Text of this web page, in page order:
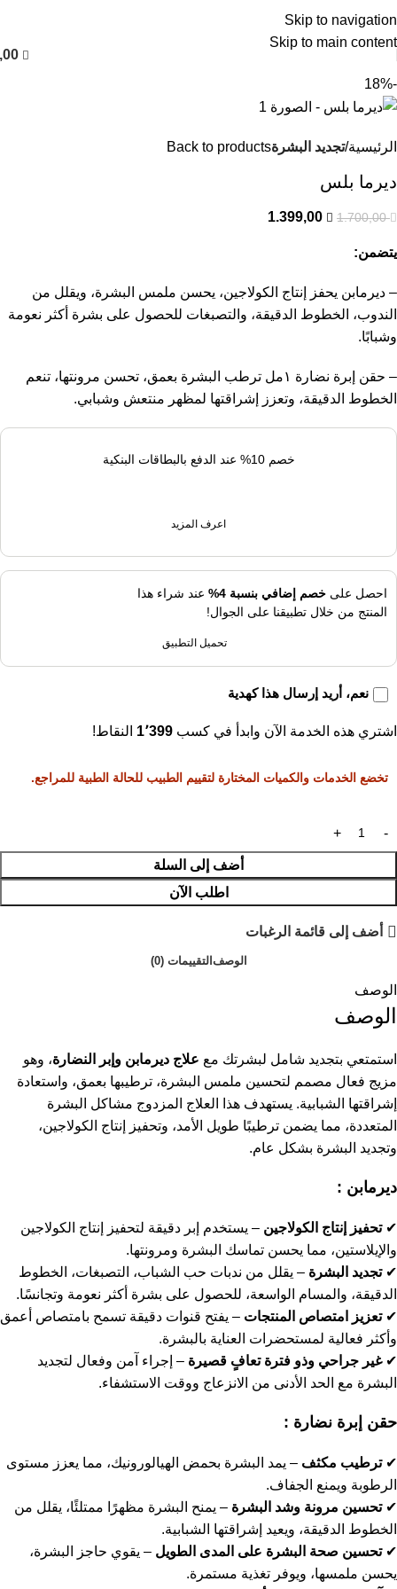
Skip to navigation
Skip to main content
العربية
-18%
الرئيسية تجديد البشرةBack to products
ديرما بلس
1.700,00
1.399,00
يتضمن:
– ديرمابن يحفز إنتاج الكولاجين، يحسن ملمس البشرة، ويقلل من
الندوب، الخطوط الدقيقة، والتصبغات للحصول على بشرة أكثر نعومة
وشبابًا.
– حقن إبرة نضارة ١مل ترطب البشرة بعمق، تحسن مرونتها، تنعم
الخطوط الدقيقة، وتعزز إشراقتها لمظهر منتعش وشبابي.
خصم 10% عند الدفع بالبطاقات البنكية
اعرف المزيد
احصل على خصم إضافي بنسبة 4%
عند شراء هذا
المنتج من خلال تطبيقنا على الجوال!
تحميل التطبيق
نعم، أريد إرسال هذا كهدية
اشتري هذه الخدمة الآن وابدأ في كسب 1٬399 النقاط!
أضف إلى السلة
اطلب الآن
تخضع الخدمات والكميات المختارة لتقييم الطبيب للحالة الطبية للمراجع.
أضف إلى قائمة الرغبات
الوصف التقييمات (0)
الوصف
الوصف
استمتعي بتجديد شامل لبشرتك مع علاج ديرمابن وإبر النضارة، وهو
مزيج فعال مصمم لتحسين ملمس البشرة، ترطيبها بعمق، واستعادة
إشراقتها الشبابية. يستهدف هذا العلاج المزدوج مشاكل البشرة
المتعددة، مما يضمن ترطيبًا طويل الأمد، وتحفيز إنتاج الكولاجين،
وتجديد البشرة بشكل عام.
ديرمابن :
✔ تحفيز إنتاج الكولاجين – يستخدم إبر دقيقة لتحفيز إنتاج الكولاجين
والإيلاستين، مما يحسن تماسك البشرة ومرونتها.
✔ تجديد البشرة – يقلل من ندبات حب الشباب، التصبغات، الخطوط
الدقيقة، والمسام الواسعة، للحصول على بشرة أكثر نعومة وتجانسًا.
✔ تعزيز امتصاص المنتجات – يفتح قنوات دقيقة تسمح بامتصاص أعمق
وأكثر فعالية لمستحضرات العناية بالبشرة.
✔غير جراحي وذو فترة تعافٍ قصيرة – إجراء آمن وفعال لتجديد
البشرة مع الحد الأدنى من الانزعاج ووقت الاستشفاء.
حقن إبرة نضارة :
✔ترطيب مكثف – يمد البشرة بحمض الهيالورونيك، مما يعزز مستوى
الرطوبة ويمنع الجفاف.
✔ تحسين مرونة وشد البشرة – يمنح البشرة مظهرًا ممتلئًا، يقلل من
الخطوط الدقيقة، ويعيد إشراقتها الشبابية.
✔ تحسين صحة البشرة على المدى الطويل – يقوي حاجز البشرة،
يحسن ملمسها، ويوفر تغذية مستمرة.